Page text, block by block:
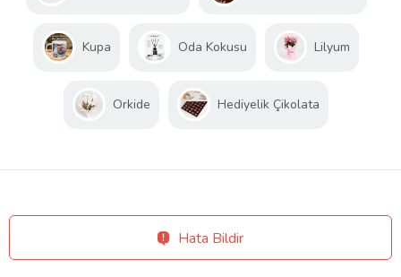
Kupa Oda Kokusu Lilyum
Orkide Hediyelik Çikolata
Hata Bildir